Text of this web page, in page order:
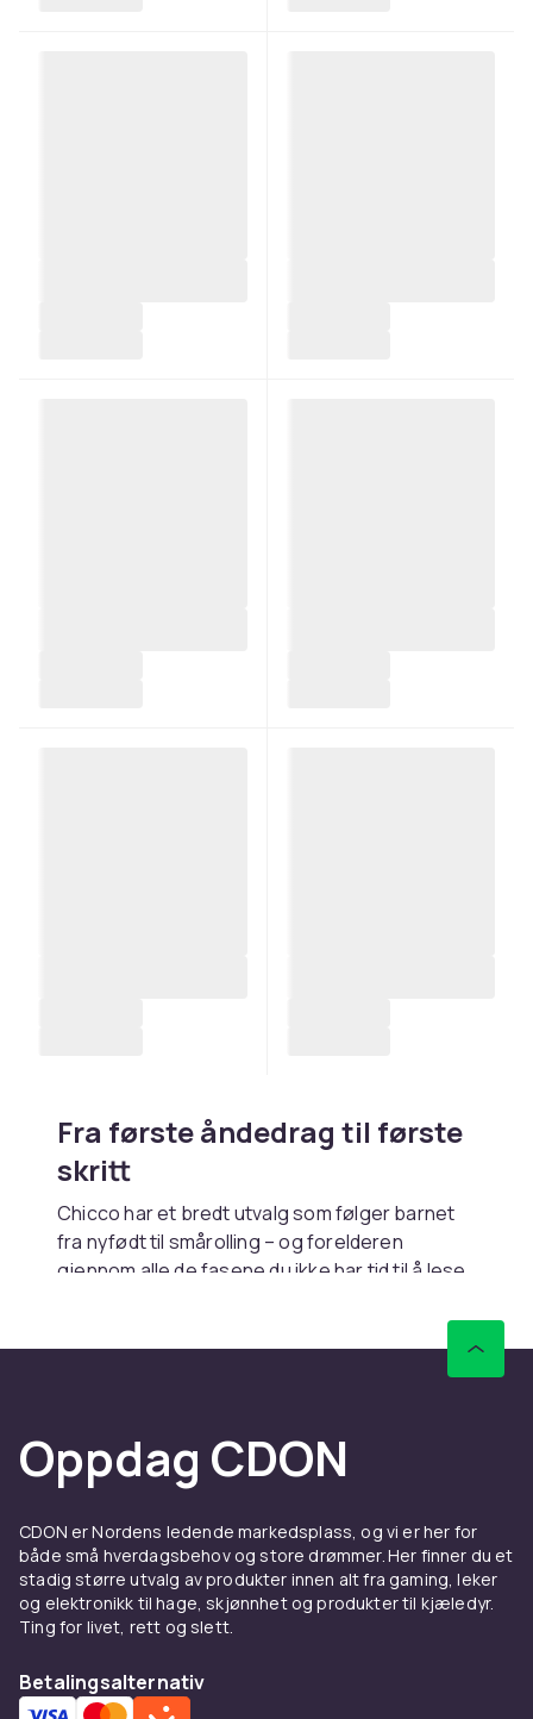
Fra første åndedrag til første
skritt
Chicco har et bredt utvalg som følger barnet
fra nyfødt til smårolling – og forelderen
gjennom alle de fasene du ikke har tid til å lese
senger, flasker og smokker – hvert produkt er
designet med fokus på barnets utvikling og
forelderens hverdag. Dette er løsninger som
bare teknisk, men også følelsesmessig. Fordi
det er betryggende å vite at noen allerede har
tåken av søvnmangel.
Trygge produkter, testet for
virkeligheten
bare i laboratoriet, men i reelle situasjoner. De
Oppdag CDON
CDON er Nordens ledende markedsplass, og vi er her for
både små hverdagsbehov og store drømmer. Her finner du et
stadig større utvalg av produkter innen alt fra gaming, leker
og elektronikk til hage, skjønnhet og produkter til kjæledyr.
Ting for livet, rett og slett.
Betalingsalternativ